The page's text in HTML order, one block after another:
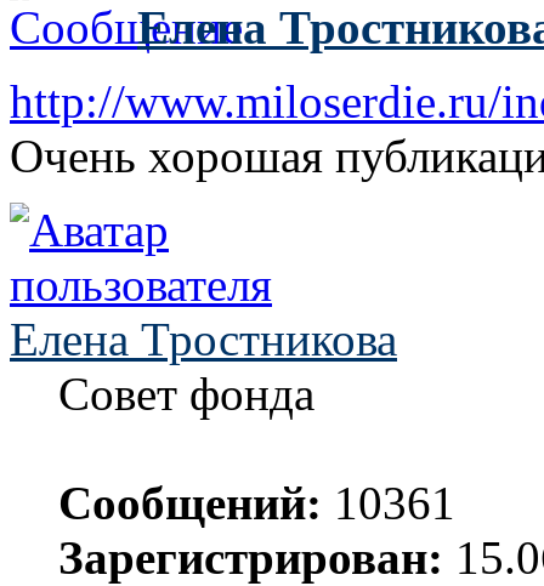
Елена
http://www.miloserdie.ru/
Очень хорошая
Елена Тростникова
Совет фонда
Сообщений: 10361
Зарегистрирован: